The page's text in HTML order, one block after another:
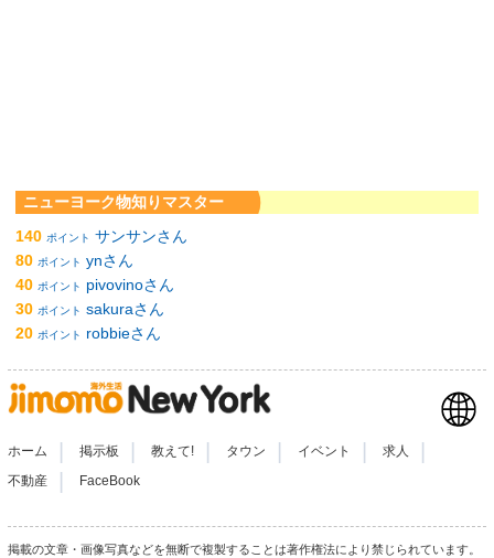
ニューヨーク物知りマスター
140 ポイント サンサンさん
80 ポイント ynさん
40 ポイント
pivovinoさん
30 ポイント sakuraさん
20 ポイント robbieさん
ホーム 掲示板 教えて! タウン イベント 求人
不動産 FaceBook
掲載の文章・画像写真などを無断で複製することは著作権法により禁じられています。